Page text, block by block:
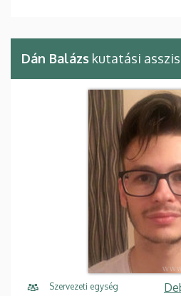
Dán Balázs kutatási
Szervezeti egység